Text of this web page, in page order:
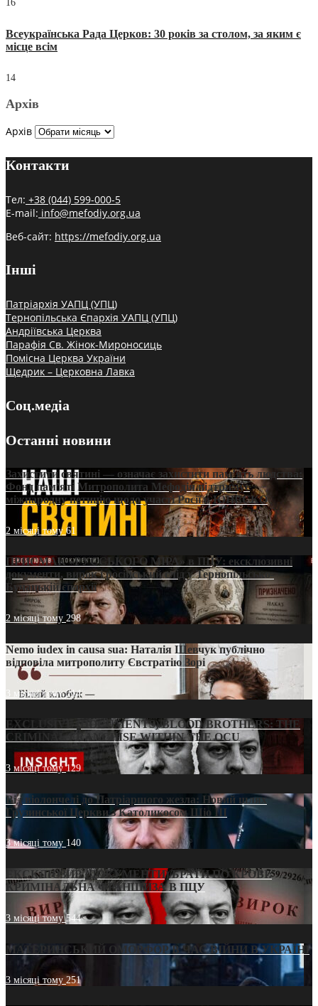
16
Всеукраїнська Рада Церков: 30 років за столом, за яким є
місце всім
14
Архів
Архів
Контакти
Тел: +38 (044) 599-000-5
E-mail: info@mefodiy.org.ua
Веб-сайт: https://mefodiy.org.ua
Інші
Патріархія УАПЦ (УПЦ)
Тернопільська Єпархія УАПЦ (УПЦ)
Андріївська Церква
Парафія Св. Жінок-Мироносиць
Помісна Церква України
Щедрик – Церковна Лавка
Соц.медіа
Останні новини
Захистити святині — означає захистити пам’ять людства:
Фонд пам’яті Митрополита Мефодія підтримує
міжнародну петицію щодо участі Росії в ЮНЕСКО
2 місяці тому61
ПРИСМАК «РУССЬКОГО МІРА» в ПЦУ: ексклюзивні
документи, вирок і російський слід у Тернопільсько-
Бучацькій єпархії
2 місяці тому 298
Nemo iudex in causa sua: Наталія Шевчук публічно
відповіла митрополиту Євстратію Зорі
3 місяці тому214
EXCLUSIVE (DOCUMENTS)/BLOOD BROTHERS: THE
CRIMINAL FRANCHISE WITHIN THE OCU
3 місяці тому129
Від віолончелі до Патріаршого жезла: Новий шлях
Грузинської Церкви з Католикосом Шіо III
3 місяці тому 140
ЕКСКЛЮЗИВ (ДОКУМЕНТИ)/БРАТИ ПО КРОВІ:
КРИМІНАЛЬНА ФРАНШИЗА В ПЦУ
3 місяці тому544
МАТЕРИНСЬКИЙ ОМОРФОР В ЧАС ВІЙНИ В УКРАЇНІ
3 місяці тому251